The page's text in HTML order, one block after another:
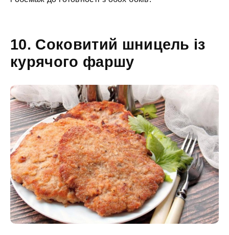
10. Соковитий шницель із
курячого фаршу